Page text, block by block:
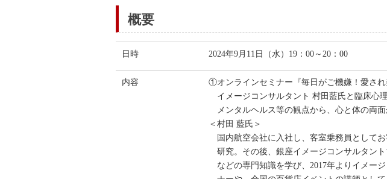
概要
日時 2024年9月11日（水）19：00～20：00
内容
①オンラインセミナー『毎日がご機嫌！愛され
イメージコンサルタント 村田藍氏と臨床心
メンタルヘルス等の観点から、心と体の両
＜村田 藍氏＞
国内航空会社に入社し、客室乗務員として
研究。その後、銀座イメージコンサルタ
などの専門知識を学び、2017年よりイメー